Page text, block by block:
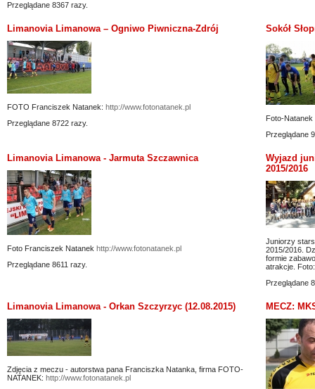
Przeglądane 8367 razy.
Limanovia Limanowa – Ogniwo Piwniczna-Zdrój
FOTO Franciszek Natanek: http://www.fotonatanek.pl
Przeglądane 8722 razy.
Sokół
Foto-Natanek
Przeglądane
Limanovia Limanowa - Jarmuta Szczawnica
Foto Franciszek Natanek http://www.fotonatanek.pl
Przeglądane 8611 razy.
Wyjazd
2015/2016
Juniorzy
2015/2016.
formie
atrakcje.
Przeglądane
Limanovia Limanowa - Orkan Szczyrzyc (12.08.2015)
Zdjęcia z meczu - autorstwa pana Franciszka Natanka, firma FOTO-
NATANEK: http://www.fotonatanek.pl
MECZ: